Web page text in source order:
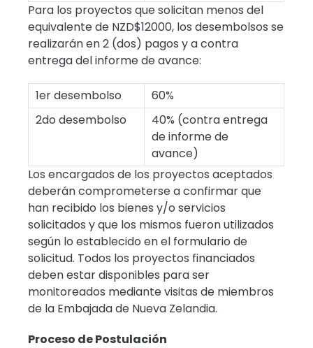
Para los proyectos que solicitan menos del
equivalente de NZD$12000, los desembolsos se
realizarán en 2 (dos) pagos y a contra
entrega del informe de avance:
1er desembolso
60%
2do desembolso
40% (contra entrega
de informe de
avance)
Los encargados de los proyectos aceptados
deberán comprometerse a confirmar que
han recibido los bienes y/o servicios
solicitados y que los mismos fueron utilizados
según lo establecido en el formulario de
solicitud. Todos los proyectos financiados
deben estar disponibles para ser
monitoreados mediante visitas de miembros
de la Embajada de Nueva Zelandia.
Proceso de Postulación